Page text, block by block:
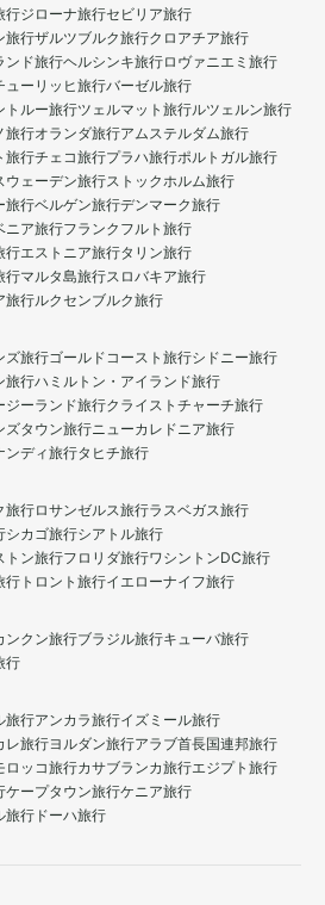
行ジローナ旅行セビリア旅行
旅行ザルツブルク旅行クロアチア旅行
ンド旅行ヘルシンキ旅行ロヴァニエミ旅行
ューリッヒ旅行バーゼル旅行
トルー旅行ツェルマット旅行ルツェルン旅行
旅行オランダ旅行アムステルダム旅行
旅行チェコ旅行プラハ旅行ポルトガル旅行
ウェーデン旅行ストックホルム旅行
旅行ベルゲン旅行デンマーク旅行
ニア旅行フランクフルト旅行
行エストニア旅行タリン旅行
行マルタ島旅行スロバキア旅行
旅行ルクセンブルク旅行
ズ旅行ゴールドコースト旅行シドニー旅行
旅行ハミルトン・アイランド旅行
ジーランド旅行クライストチャーチ旅行
ズタウン旅行ニューカレドニア旅行
ンディ旅行タヒチ旅行
旅行ロサンゼルス旅行ラスベガス旅行
シカゴ旅行シアトル旅行
トン旅行フロリダ旅行ワシントンDC旅行
行 トロント旅行イエローナイフ旅行
ンクン旅行ブラジル旅行キューバ旅行
行
旅行アンカラ旅行イズミール旅行
レ旅行ヨルダン旅行アラブ首長国連邦旅行
ロッコ旅行カサブランカ旅行エジプト旅行
ケープタウン旅行ケニア旅行
旅行 ドーハ旅行